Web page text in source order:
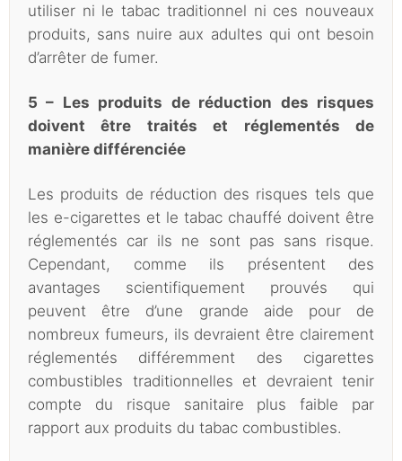
utiliser ni le tabac traditionnel ni ces nouveaux
produits, sans nuire aux adultes qui ont besoin
d’arrêter de fumer.
5 – Les produits de réduction des risques
doivent être traités et réglementés de
manière différenciée
Les produits de réduction des risques tels que
les e-cigarettes et le tabac chauffé doivent être
réglementés car ils ne sont pas sans risque.
Cependant, comme ils présentent des
avantages scientifiquement prouvés qui
peuvent être d’une grande aide pour de
nombreux fumeurs, ils devraient être clairement
réglementés différemment des cigarettes
combustibles traditionnelles et devraient tenir
compte du risque sanitaire plus faible par
rapport aux produits du tabac combustibles.